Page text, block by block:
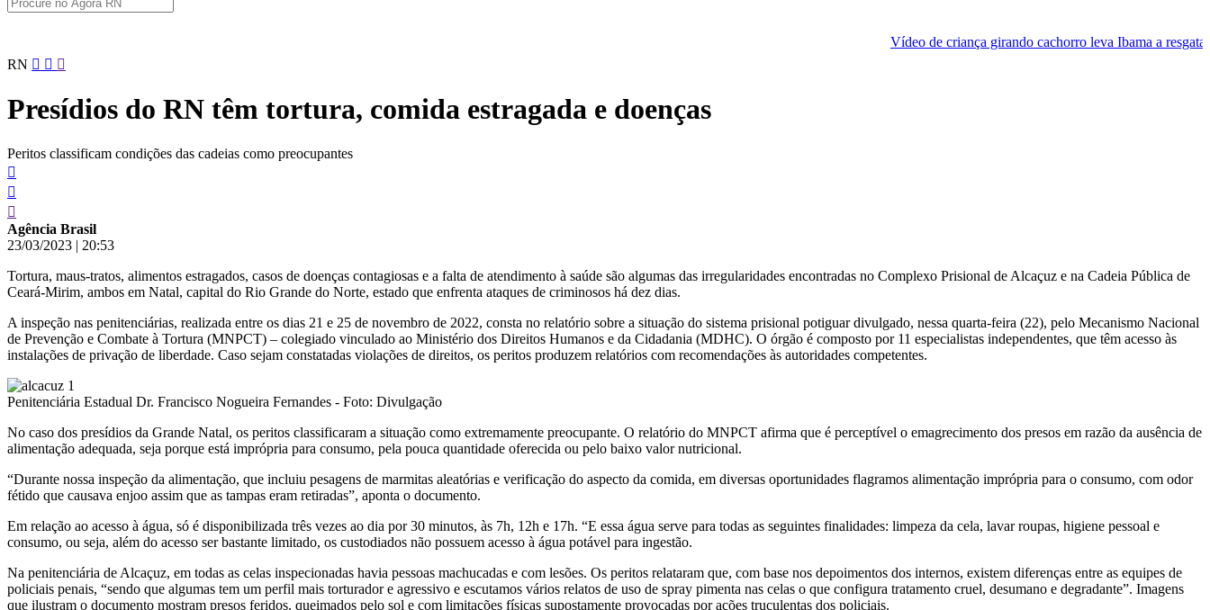
Vídeo de criança girando cachorro leva Ibama a resgatar animal
Pular
conteúdo
RN
Presídios do RN têm tortura, comida estragada e doenças
Peritos classificam condições das cadeias como preocupantes
Agência Brasil
23/03/2023 | 20:53
Tortura, maus-tratos, alimentos estragados, casos de doenças contagiosas e a falta de atendimento à saúde são algumas das irregularidades encontradas no Complexo Prisional de Alcaçuz e na Cadeia Pública de
Ceará-Mirim, ambos em Natal, capital do Rio Grande do Norte, estado que enfrenta ataques de criminosos há dez dias.
A inspeção nas penitenciárias, realizada entre os dias 21 e 25 de novembro de 2022, consta no relatório sobre a situação do sistema prisional potiguar divulgado, nessa quarta-feira (22), pelo Mecanismo Nacional
de Prevenção e Combate à Tortura (MNPCT) – colegiado vinculado ao Ministério dos Direitos Humanos e da Cidadania (MDHC). O órgão é composto por 11 especialistas independentes, que têm acesso às
instalações de privação de liberdade. Caso sejam constatadas violações de direitos, os peritos produzem relatórios com recomendações às autoridades competentes.
Penitenciária Estadual Dr. Francisco Nogueira Fernandes - Foto: Divulgação
No caso dos presídios da Grande Natal, os peritos classificaram a situação como extremamente preocupante. O relatório do MNPCT afirma que é perceptível o emagrecimento dos presos em razão da ausência de
alimentação adequada, seja porque está imprópria para consumo, pela pouca quantidade oferecida ou pelo baixo valor nutricional.
“Durante nossa inspeção da alimentação, que incluiu pesagens de marmitas aleatórias e verificação do aspecto da comida, em diversas oportunidades flagramos alimentação imprópria para o consumo, com odor
fétido que causava enjoo assim que as tampas eram retiradas”, aponta o documento.
Em relação ao acesso à água, só é disponibilizada três vezes ao dia por 30 minutos, às 7h, 12h e 17h. “E essa água serve para todas as seguintes finalidades: limpeza da cela, lavar roupas, higiene pessoal e
consumo, ou seja, além do acesso ser bastante limitado, os custodiados não possuem acesso à água potável para ingestão.
Na penitenciária de Alcaçuz, em todas as celas inspecionadas havia pessoas machucadas e com lesões. Os peritos relataram que, com base nos depoimentos dos internos, existem diferenças entre as equipes de
policiais penais, “sendo que algumas tem um perfil mais torturador e agressivo e escutamos vários relatos de uso de spray pimenta nas celas o que configura tratamento cruel, desumano e degradante”. Imagens
que ilustram o documento mostram presos feridos, queimados pelo sol e com limitações físicas supostamente provocadas por ações truculentas dos policiais.